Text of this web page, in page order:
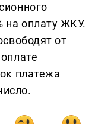
на оплату ЖКУ.
от
платежа